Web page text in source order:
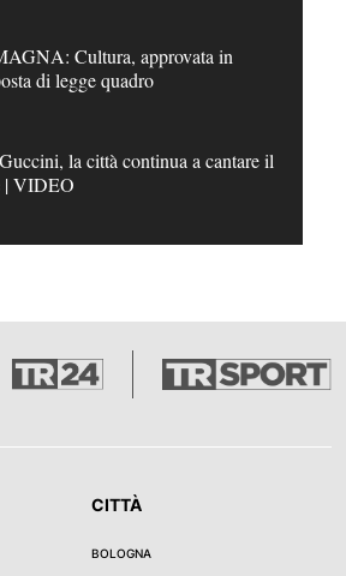
Cultura, approvata in
di legge quadro
la città continua a cantare il
| VIDEO
CITTÀ
BOLOGNA